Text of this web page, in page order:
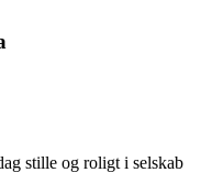
stille og roligt i selskab